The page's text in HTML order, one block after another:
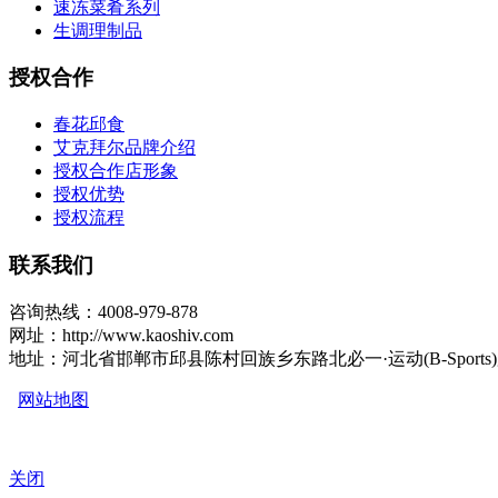
速冻菜肴系列
生调理制品
授权合作
春花邱食
艾克拜尔品牌介绍
授权合作店形象
授权优势
授权流程
联系我们
咨询热线：4008-979-878
网址：http://www.kaoshiv.com
地址：河北省邯郸市邱县陈村回族乡东路北必一·运动(B-
网站地图
关闭